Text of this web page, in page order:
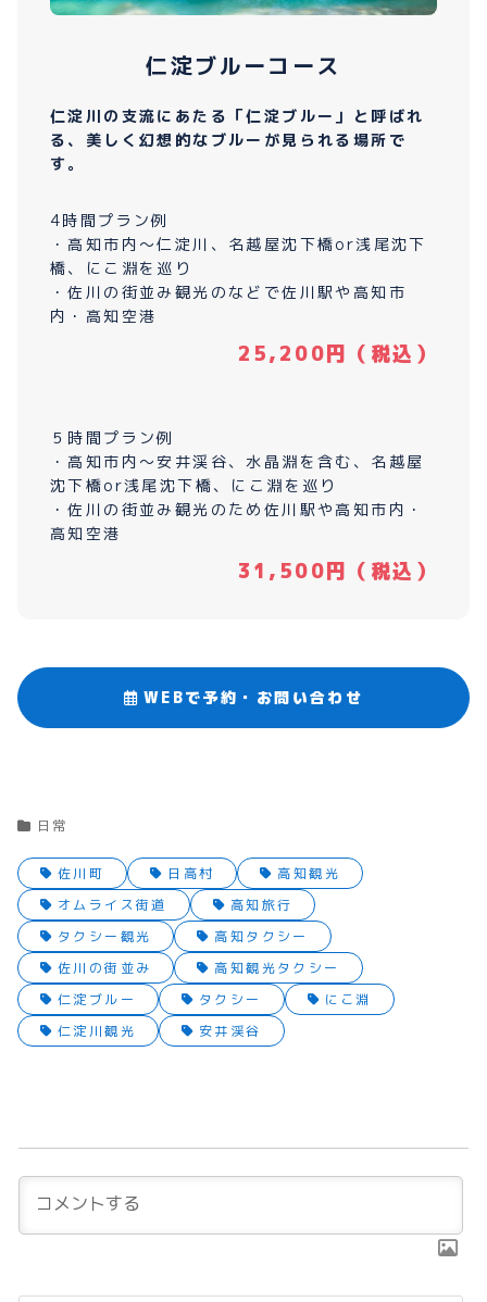
仁淀ブルーコース
仁淀川の支流にあたる「仁淀ブルー」と呼ばれ
る、美しく幻想的なブルーが見られる場所で
す。
4時間プラン例
・高知市内〜仁淀川、名越屋沈下橋or浅尾沈下
橋、にこ淵を巡り
・佐川の街並み観光のなどで佐川駅や高知市
内・高知空港
25,200円（税込）
５時間プラン例
・高知市内〜安井渓谷、水晶淵を含む、名越屋
沈下橋or浅尾沈下橋、にこ淵を巡り
・佐川の街並み観光のため佐川駅や高知市内・
高知空港
31,500円（税込）
WEBで予約・お問い合わせ
日常
佐川町 日高村
高知観光
オムライス街道
高知旅行
タクシー観光
高知タクシー
佐川の街並み
高知観光タクシー
仁淀ブルー
タクシー
にこ淵
仁淀川観光
安井渓谷